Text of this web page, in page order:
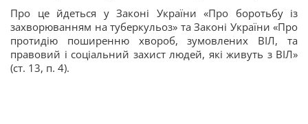
Про це йдеться у Законі України «Про боротьбу із
захворюванням на туберкульоз» та Законі України «Про
протидію поширенню хвороб, зумовлених ВІЛ, та
правовий і соціальний захист людей, які живуть з ВІЛ»
(ст. 13, п. 4).